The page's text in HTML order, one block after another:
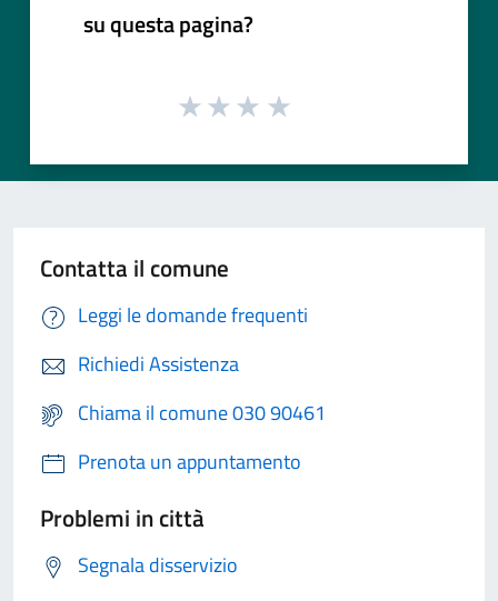
su questa pagina?
Contatta il comune
Leggi le domande frequenti
Richiedi Assistenza
Chiama il comune 030 90461
Prenota un appuntamento
Problemi in città
Segnala disservizio